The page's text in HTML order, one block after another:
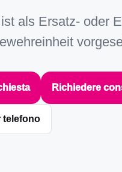
als Ersatz- oder
Richiedere
telefono